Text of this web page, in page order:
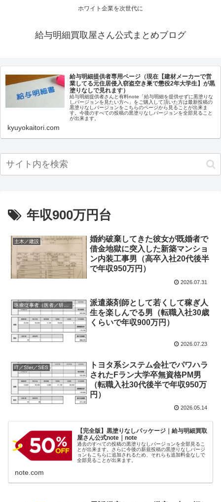
ホワイト企業を次世代に
給与明細買取屋さん公式まとめブログ
給与明細提供者専用ページ（現在【建材メーカーで営
業してる元住居侵入窃盗空き巣で懲役2年大学生】が黒
塗りなしで見れます）
給与明細提供者さんと有料note「給与明細を提供せずに黒塗りな
しバージョンを見たい方へ」をご購入して頂いた方は最新投稿の
黒塗りなしバージョンをこちらのページから見ることが出来ま
す。今後のすべての投稿の黒塗りなしバージョンを全部見ること
が出来ます。
kyuyokaitori.com
年収900万円台
土木／建設
婚約破棄してきた彼女が既婚者で
借金地獄に突入した新築マンショ
ン内装工事男（高卒入社20代後半
で年収950万円）
2026.07.31
医療従事者（医者／研修医／看護師等）
派遣薬剤師として若くして稼ぎ人
生を楽しんでる男（転職入社30歳
くらいで年収900万円）
2026.07.23
IT／SIer／SES
トヨタ系システム会社でパワハラ
されたFラン大学卒無資格PM男
（転職入社30代後半で年収950万
円）
2026.05.14
【完全版】黒塗りなしパッケージ｜給与明細買取
屋さん公式note｜note
過去のすべての投稿の黒塗りなしバージョンを全部見るこ
とが出来ます。さらに今後の新規投稿の黒塗りなしバージ
ョンもこちらに追加されるため、それらも追加料金なしで
全部見ることが出来ます。
note.com